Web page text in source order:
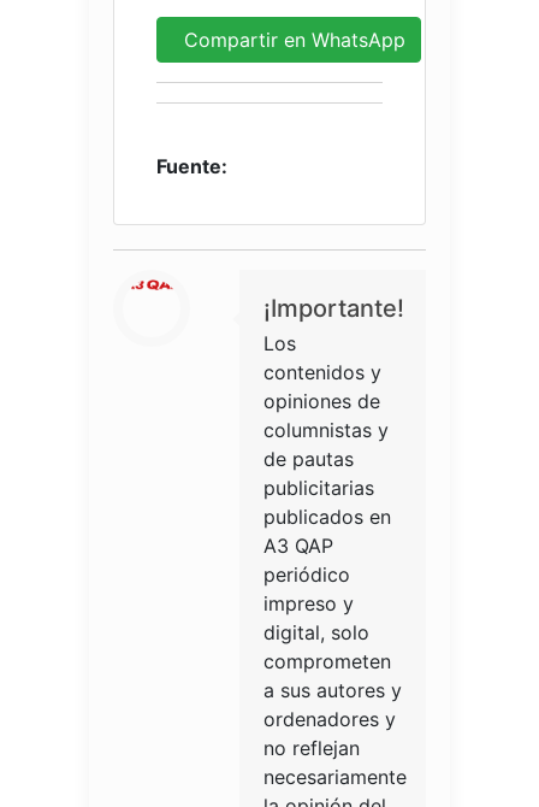
Compartir en WhatsApp
Fuente:
¡Importante!
Los
contenidos y
opiniones de
columnistas y
de pautas
publicitarias
publicados en
A3 QAP
periódico
impreso y
digital, solo
comprometen
a sus autores y
ordenadores y
no reflejan
necesariamente